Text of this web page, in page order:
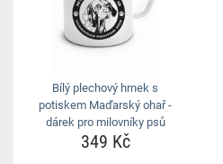
Bílý plechový hrnek s
potiskem Maďarský ohař -
dárek pro milovníky psů
349 Kč